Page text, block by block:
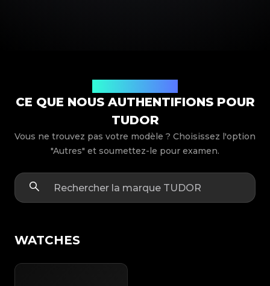
CE QUE NOUS AUTHENTIFIONS POUR
TUDOR
Vous ne trouvez pas votre modèle ? Choisissez l'option
"Autres" et soumettez-le pour examen.
WATCHES